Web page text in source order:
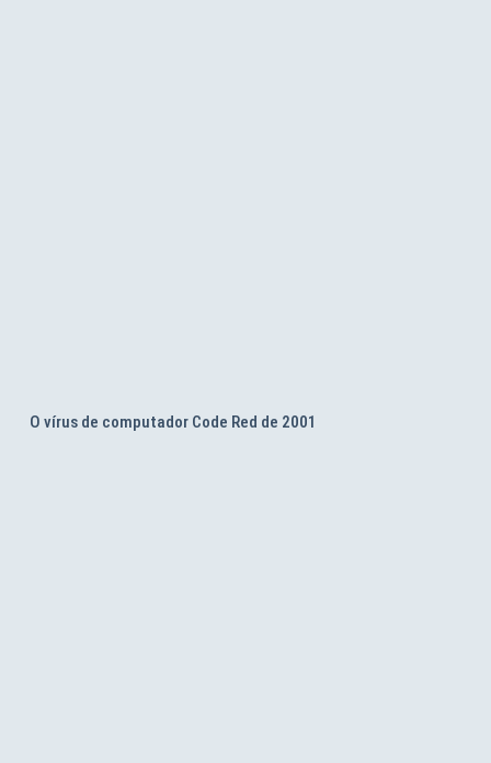
O vírus de computador Code Red de 2001